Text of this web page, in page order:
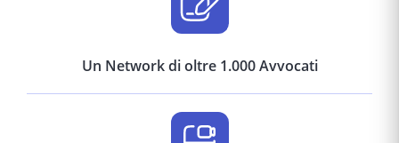
Un Network di oltre 1.000 Avvocati